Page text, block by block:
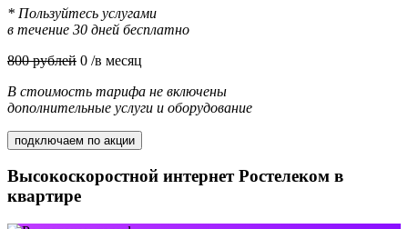
* Пользуйтесь услугами
в течение 30 дней бесплатно
800 рублей 0 /в месяц
В стоимость тарифа не включены
дополнительные услуги и оборудование
подключаем по акции
Высокоскоростной интернет Ростелеком в
квартире